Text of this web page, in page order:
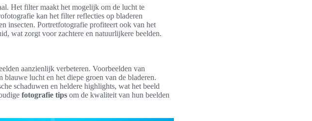
Het filter maakt het mogelijk om de lucht te
kan het filter reflecties op bladeren
insecten. Portretfotografie profiteert ook van het
wat zorgt voor zachtere en natuurlijkere beelden.
aanzienlijk verbeteren. Voorbeelden van
lucht en het diepe groen van de bladeren.
schaduwen en heldere highlights, wat het beeld
fotografie tips om de kwaliteit van hun beelden